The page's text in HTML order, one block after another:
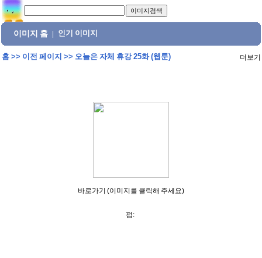
이미지 홈 인기 이미지
홈>> 이전 페이지 >> 오늘은 자체 휴강 25화 (웹툰) 더보기
바로가기 (이미지를 클릭해 주세요)
펌: